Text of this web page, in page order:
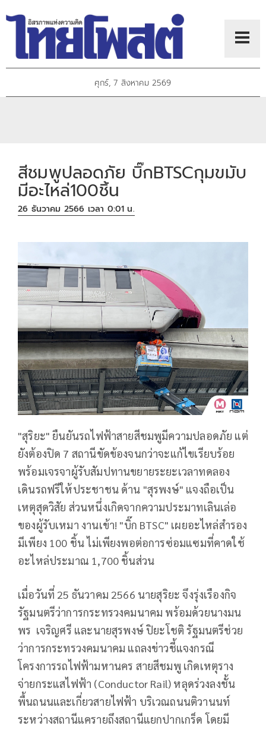
ศุกร์, 7 สิงหาคม 2569
สีชมพูปลอดภัย บิ๊กBTSCกุมขมับ
มีอะไหล่100ชิ้น
26 ธันวาคม 2566 เวลา 0:01 น.
"สุริยะ" ยืนยันรถไฟฟ้าสายสีชมพูมีความปลอดภัย แต่
ยังต้องปิด 7 สถานีขัดข้องจนกว่าจะแก้ไขเรียบร้อย
พร้อมเจรจาผู้รับสัมปทานขยายระยะเวลาทดลอง
เดินรถฟรีให้ประชาชน ด้าน "สุรพงษ์" แจงถือเป็น
เหตุสุดวิสัย ส่วนหนึ่งเกิดจากความประมาทเลินเล่อ
ของผู้รับเหมา งานเข้า! "บิ๊ก BTSC" เผยอะไหล่สำรอง
มีเพียง 100 ชิ้น ไม่เพียงพอต่อการซ่อมแซมที่คาดใช้
อะไหล่ประมาณ 1,700 ชิ้นส่วน
เมื่อวันที่ 25 ธันวาคม 2566 นายสุริยะ จึงรุ่งเรืองกิจ
รัฐมนตรีว่าการกระทรวงคมนาคม พร้อมด้วยนางมน
พร เจริญศรี และนายสุรพงษ์ ปิยะโชติ รัฐมนตรีช่วย
ว่าการกระทรวงคมนาคม แถลงข่าวชี้แจงกรณี
โครงการรถไฟฟ้ามหานคร สายสีชมพู เกิดเหตุราง
จ่ายกระแสไฟฟ้า (Conductor Rail) หลุดร่วงลงชั้น
พื้นถนนและเกี่ยวสายไฟฟ้า บริเวณถนนติวานนท์
ระหว่างสถานีแครายถึงสถานีแยกปากเกร็ด โดยมี